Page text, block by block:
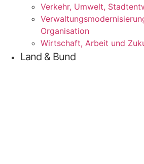
Ver­kehr, Umwelt,
Organisation
Wirt­schaft, Arbeit und
Land & Bund